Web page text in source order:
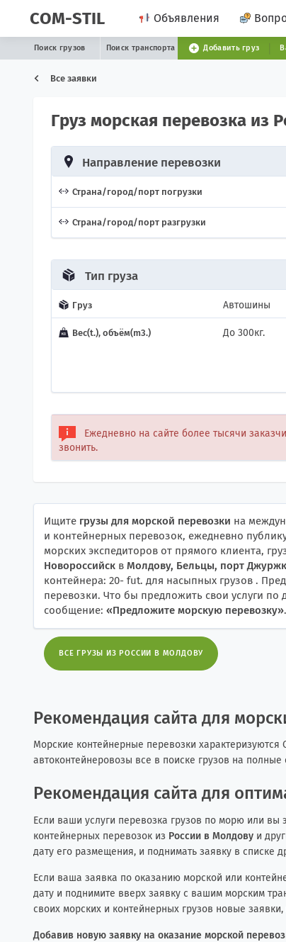
COM-STIL Объявления
Поиск грузов Поиск транспорта Добавить груз
Все заявки
Груз морская перевозка из
Направление перевозки
Страна/город/порт погрузки
Страна/город/порт разгрузки
Тип груза
Груз Автошины
Вес(t.), объём(m3.) До 300кг.
Ежедневно на сайте более тысячи
звонить.
Ищите грузы для морской перевозки на
и контейнерных перевозок, ежедневно
морских экспедиторов от прямого клиента,
Новороссийск в Молдову, Бельцы, порт
контейнера: 20- fut. для насыпных грузов .
перевозки. Что бы предложить свои услуги по
сообщение: «Предложите морскую перевозку».
ВСЕ ГРУЗЫ ИЗ РОССИИ В МОЛДОВУ
Рекомендация сайта для
Морские контейнерные перевозки
автоконтейнеровозы все в поиске грузов на
Рекомендация сайта для
Если ваши услуги перевозка грузов по морю или вы
контейнерных перевозок из России в Молдову и
дату его размещения, и поднимать заявку в списке
Если ваша заявка по оказанию морской или
дату и поднимите вверх заявку с вашим морским
своих морских и контейнерных грузов новые
Добавив новую заявку на оказание морской